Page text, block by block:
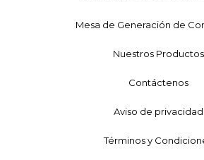
Mesa de Generación de
Nuestros Productos
Contáctenos
Aviso de privacidad
Términos y